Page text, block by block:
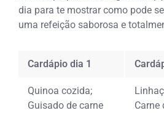
dia para te mostrar como pode
uma refeição saborosa e
Cardápio dia 1
Quinoa cozida;
Guisado de carne
Carne